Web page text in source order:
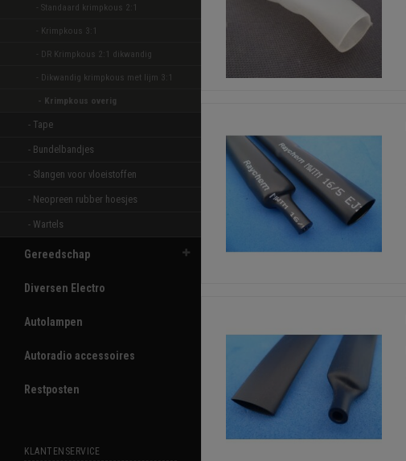
- Standaard krimpkous 2:1
- Krimpkous 3:1
- DR Krimpkous 2:1 dikwandig
- Dikwandig krimpkous met lijm 3:1
- Krimpkous overig
- Tape
- Bundelbandjes
- Slangen voor vloeistoffen
- Neopreen rubber hoesjes
- Wartels
Gereedschap
Diversen Electro
Autolampen
Autoradio accessoires
Restposten
KLANTENSERVICE